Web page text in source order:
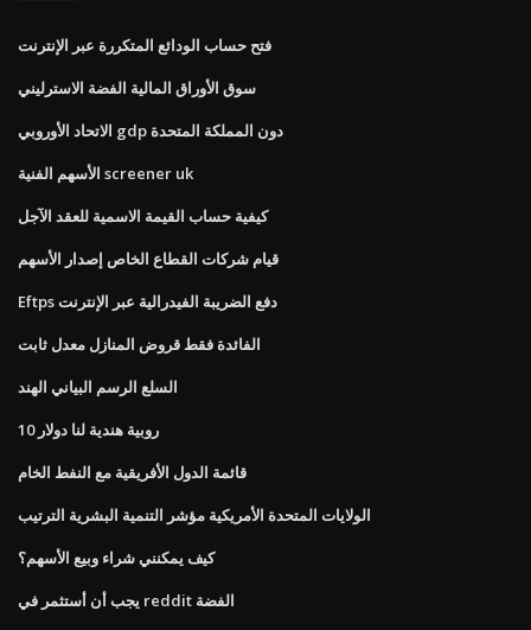
فتح حساب الودائع المتكررة عبر الإنترنت
سوق الأوراق المالية الفضة الاسترليني
الاتحاد الأوروبي gdp دون المملكة المتحدة
الأسهم الفنية screener uk
كيفية حساب القيمة الاسمية للعقد الآجل
قيام شركات القطاع الخاص إصدار الأسهم
Eftps دفع الضريبة الفيدرالية عبر الإنترنت
الفائدة فقط قروض المنازل معدل ثابت
السلع الرسم البياني الهند
10 روبية هندية لنا دولار
قائمة الدول الأفريقية مع النفط الخام
الولايات المتحدة الأمريكية مؤشر التنمية البشرية الترتيب
كيف يمكنني شراء وبيع الأسهم؟
يجب أن أستثمر في reddit الفضة